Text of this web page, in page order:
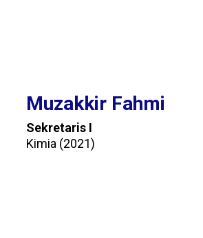
Muzakkir Fahmi
Sekretaris I
Kimia (2021)